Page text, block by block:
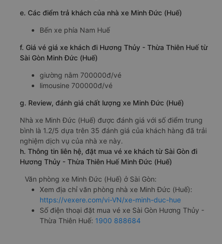
e. Các điểm trả khách của nhà xe Minh Đức (Huế)
Bến xe phía Nam Huế
f. Giá vé giá xe khách đi Hương Thủy - Thừa Thiên Huế từ
Sài Gòn Minh Đức (Huế)
giường nằm 700000đ/vé
limousine 700000đ/vé
g. Review, đánh giá chất lượng xe Minh Đức (Huế)
Nhà xe Minh Đức (Huế) được đánh giá với số điểm trung
bình là 1.2/5 dựa trên 35 đánh giá của khách hàng đã trải
nghiệm dịch vụ của nhà xe này.
h. Thông tin liên hệ, đặt mua vé xe khách từ Sài Gòn đi
Hương Thủy - Thừa Thiên Huế Minh Đức (Huế)
Văn phòng xe Minh Đức (Huế) ở Sài Gòn:
Xem địa chỉ văn phòng nhà xe Minh Đức (Huế):
https://vexere.com/vi-VN/xe-minh-duc-hue
Số điện thoại đặt mua vé xe Sài Gòn Hương Thủy -
Thừa Thiên Huế: 1900 888684